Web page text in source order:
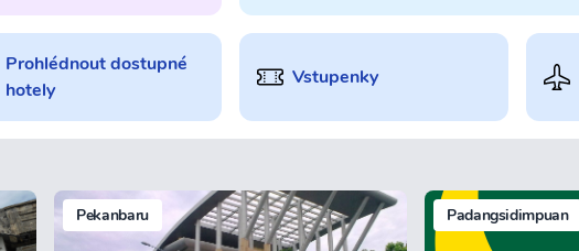
Prohlédnout dostupné
hotely
Vstupenky
Pekanbaru Padangsidimpuan